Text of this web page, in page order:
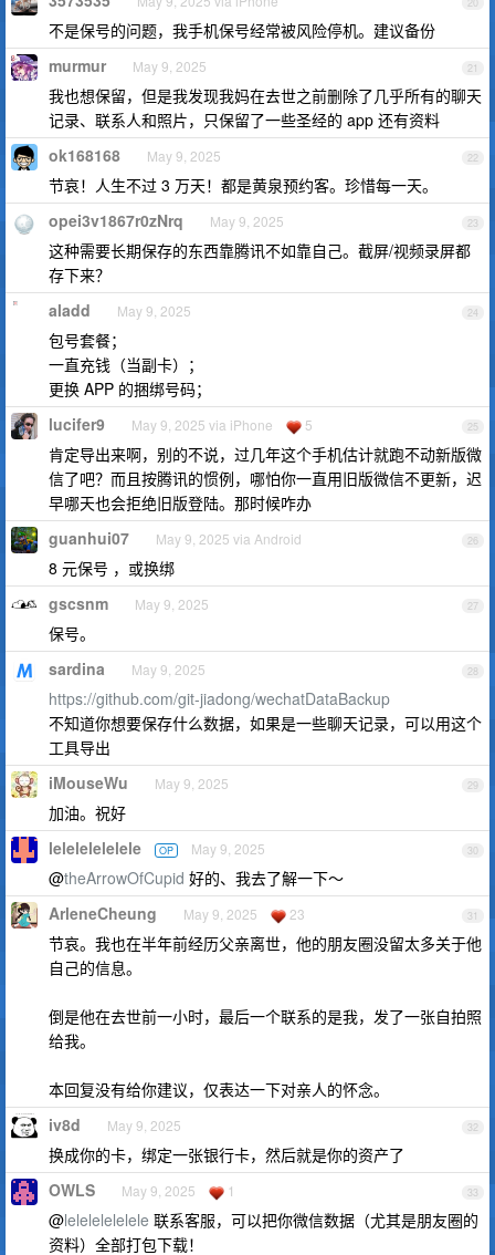
不是保号的问题，我手机保号经常被风险停机。建议备份
21
murmur May 9, 2025
我也想保留，但是我发现我妈在去世之前删除了几乎所有的聊天
记录、联系人和照片，只保留了一些圣经的 app 还有资料
22
ok168168 May 9, 2025
节哀！人生不过 3 万天！都是黄泉预约客。珍惜每一天。
23
opei3v1867r0zNrq May 9, 2025
这种需要长期保存的东西靠腾讯不如靠自己。截屏/视频录屏都
存下来？
24
aladd May 9, 2025
包号套餐；
一直充钱（当副卡）；
更换 APP 的捆绑号码；
25
lucifer9 May 9, 2025 via iPhone 5
肯定导出来啊，别的不说，过几年这个手机估计就跑不动新版微
信了吧？而且按腾讯的惯例，哪怕你一直用旧版微信不更新，迟
早哪天也会拒绝旧版登陆。那时候咋办
26
guanhui07 May 9, 2025 via Android
8 元保号 ，或换绑
27
gscsnm May 9, 2025
保号。
28
sardina May 9, 2025
https://github.com/git-jiadong/wechatDataBackup
不知道你想要保存什么数据，如果是一些聊天记录，可以用这个
工具导出
29
iMouseWu May 9, 2025
加油。祝好
30
lelelelelelele OP May 9, 2025
@theArrowOfCupid 好的、我去了解一下～
31
ArleneCheung May 9, 2025 23
节哀。我也在半年前经历父亲离世，他的朋友圈没留太多关于他
自己的信息。
倒是他在去世前一小时，最后一个联系的是我，发了一张自拍照
给我。
本回复没有给你建议，仅表达一下对亲人的怀念。
32
iv8d May 9, 2025
换成你的卡，绑定一张银行卡，然后就是你的资产了
33
OWLS May 9, 2025 1
@lelelelelelele 联系客服，可以把你微信数据（尤其是朋友圈的
资料）全部打包下载！